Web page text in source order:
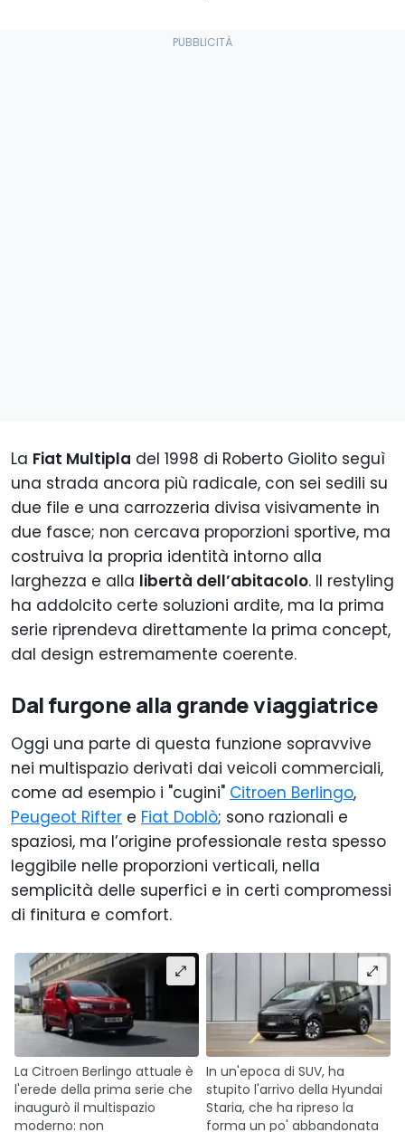
La Fiat Multipla del 1998 di Roberto Giolito seguì
una strada ancora più radicale, con sei sedili su
due file e una carrozzeria divisa visivamente in
due fasce; non cercava proporzioni sportive, ma
costruiva la propria identità intorno alla
larghezza e alla libertà dell’abitacolo. Il restyling
ha addolcito certe soluzioni ardite, ma la prima
serie riprendeva direttamente la prima concept,
dal design estremamente coerente.
Dal furgone alla grande viaggiatrice
Oggi una parte di questa funzione sopravvive
nei multispazio derivati dai veicoli commerciali,
come ad esempio i "cugini" Citroen Berlingo,
Peugeot Rifter e Fiat Doblò; sono razionali e
spaziosi, ma l’origine professionale resta spesso
leggibile nelle proporzioni verticali, nella
semplicità delle superfici e in certi compromessi
di finitura e comfort.
La Citroen Berlingo attuale è
l'erede della prima serie che
inaugurò il multispazio
moderno: non
In un'epoca di SUV, ha
stupito l'arrivo della Hyundai
Staria, che ha ripreso la
forma un po' abbandonata